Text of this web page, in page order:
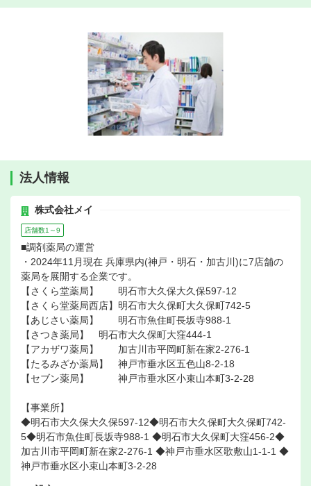
法人情報
株式会社メイ
店舗数1～9
■調剤薬局の運営
・2024年11月現在 兵庫県内(神戸・明石・加古川)に7店舗の
薬局を展開する企業です。
【さくら堂薬局】 明石市大久保大久保597-12
【さくら堂薬局西店】明石市大久保町大久保町742-5
【あじさい薬局】 明石市魚住町長坂寺988-1
【さつき薬局】 明石市大久保町大窪444-1
【アカザワ薬局】 加古川市平岡町新在家2-276-1
【たるみざか薬局】 神戸市垂水区五色山8-2-18
【セブン薬局】 神戸市垂水区小束山本町3-2-28
【事業所】
◆明石市大久保大久保597-12◆明石市大久保町大久保町742-
5◆明石市魚住町長坂寺988-1 ◆明石市大久保町大窪456-2◆
加古川市平岡町新在家2-276-1 ◆神戸市垂水区歌敷山1-1-1 ◆
神戸市垂水区小束山本町3-2-28